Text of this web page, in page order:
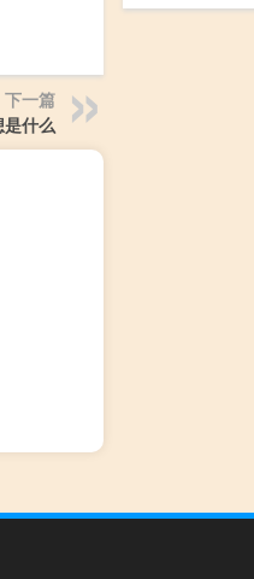
下一篇
什么